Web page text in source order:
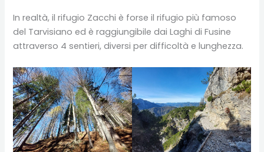
In realtà, il rifugio Zacchi è forse il rifugio più famoso
del Tarvisiano ed è raggiungibile dai Laghi di Fusine
attraverso 4 sentieri, diversi per difficoltà e lunghezza.